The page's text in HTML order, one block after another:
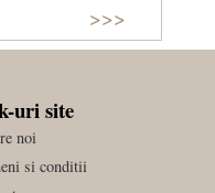
>>>
uri site
noi
si conditii